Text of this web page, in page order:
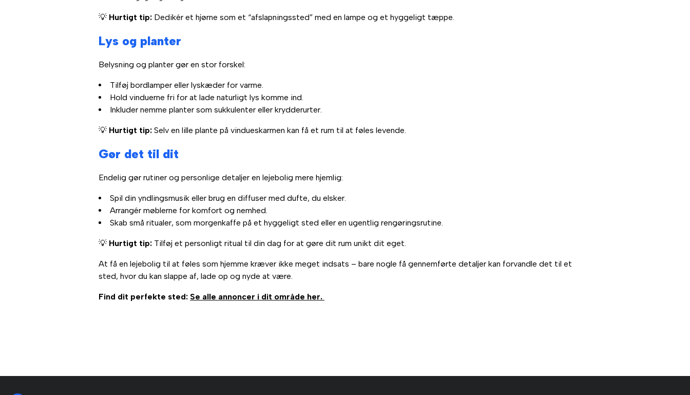
💡 Hurtigt tip: Dedikér et hjørne som et “afslapningssted” med en lampe og et hyggeligt tæppe.
Lys og planter
Belysning og planter gør en stor forskel:
Tilføj bordlamper eller lyskæder for varme.
Hold vinduerne fri for at lade naturligt lys komme ind.
Inkluder nemme planter som sukkulenter eller krydderurter.
💡 Hurtigt tip: Selv en lille plante på vindueskarmen kan få et rum til at føles levende.
Gør det til dit
Endelig gør rutiner og personlige detaljer en lejebolig mere hjemlig:
Spil din yndlingsmusik eller brug en diffuser med dufte, du elsker.
Arrangér møblerne for komfort og nemhed.
Skab små ritualer, som morgenkaffe på et hyggeligt sted eller en ugentlig rengøringsrutine.
💡 Hurtigt tip: Tilføj et personligt ritual til din dag for at gøre dit rum unikt dit eget.
At få en lejebolig til at føles som hjemme kræver ikke meget indsats – bare nogle få gennemførte detaljer kan forvandle det til et
sted, hvor du kan slappe af, lade op og nyde at være.
Find dit perfekte sted: Se alle annoncer i dit område her.